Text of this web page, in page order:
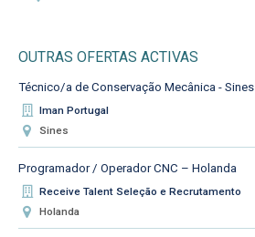
OUTRAS OFERTAS ACTIVAS
Técnico/a de Conservação Mecânica - Sines
Iman Portugal
Sines
Programador / Operador CNC – Holanda
Receive Talent Seleção e Recrutamento
Holanda